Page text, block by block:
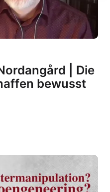
| Die
bewusst